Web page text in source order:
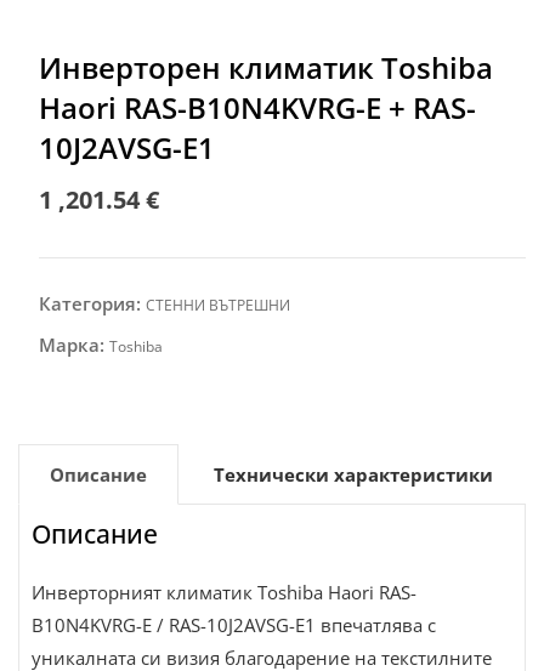
Инверторен климатик Toshiba
Haori RAS-B10N4KVRG-E + RAS-
10J2AVSG-E1
1 ,201.54€
Категория: СТЕННИ ВЪТРЕШНИ
Марка: Toshiba
Описание Технически характеристики
Описание
Инверторният климатик Toshiba Haori RAS-
B10N4KVRG-E / RAS-10J2AVSG-E1 впечатлява с
уникалната си визия благодарение на текстилните